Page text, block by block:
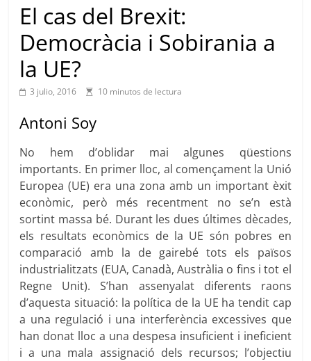
El cas del Brexit:
Democràcia i Sobirania a
la UE?
3 julio, 2016 10 minutos de lectura
Antoni Soy
No hem d’oblidar mai algunes qüestions
importants. En primer lloc, al començament la Unió
Europea (UE) era una zona amb un important èxit
econòmic, però més recentment no se’n està
sortint massa bé. Durant les dues últimes dècades,
els resultats econòmics de la UE són pobres en
comparació amb la de gairebé tots els països
industrialitzats (EUA, Canadà, Austràlia o fins i tot el
Regne Unit). S’han assenyalat diferents raons
d’aquesta situació: la política de la UE ha tendit cap
a una regulació i una interferència excessives que
han donat lloc a una despesa insuficient i ineficient
i a una mala assignació dels recursos; l’objectiu